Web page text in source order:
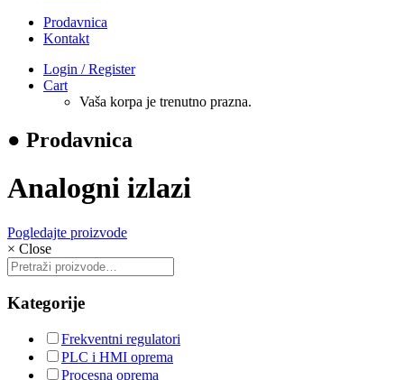
Prodavnica
Kontakt
Login / Register
Cart
Vaša korpa je trenutno prazna.
● Prodavnica
Analogni izlazi
Pogledajte proizvode
× Close
Pretraži:
Kategorije
Frekventni regulatori
PLC i HMI oprema
Procesna oprema